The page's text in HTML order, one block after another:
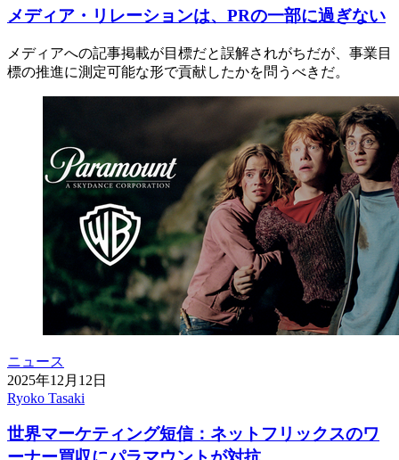
メディア・リレーションは、PRの一部に過ぎない
メディアへの記事掲載が目標だと誤解されがちだが、事業目
標の推進に測定可能な形で貢献したかを問うべきだ。
ニュース
2025年12月12日
Ryoko Tasaki
世界マーケティング短信：ネットフリックスのワ